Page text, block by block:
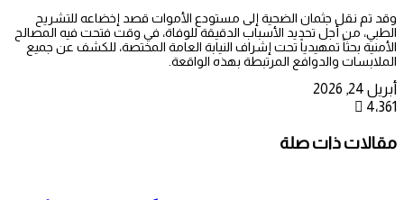
وقد تم نقل جثمان الضحية إلى مستودع الأموات قصد إخضاعه للتشريح
الطبي، من أجل تحديد الأسباب الدقيقة للوفاة، في وقت فتحت فيه المصالح
الأمنية بحثاً تمهيدياً تحت إشراف النيابة العامة المختصة، للكشف عن جميع
الملابسات والدوافع المرتبطة بهذه الواقعة.
أبريل 24, 2026
4٬361
مقالات ذات صلة